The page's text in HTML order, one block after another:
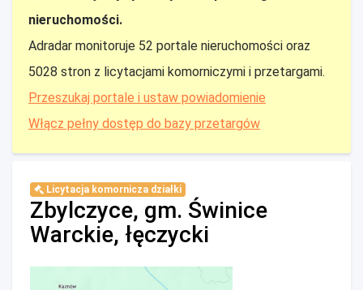
nieruchomości.
Adradar monitoruje 52 portale nieruchomości oraz
5028 stron z licytacjami komorniczymi i przetargami.
Przeszukaj portale i ustaw powiadomienie
Włącz pełny dostęp do bazy przetargów
Licytacja komornicza działki
Zbylczyce, gm. Świnice
Warckie, łęczycki